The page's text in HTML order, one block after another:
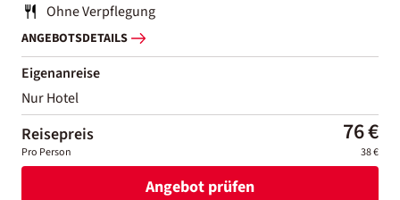
Ohne Verpflegung
ANGEBOTSDETAILS
Eigenanreise
Nur Hotel
Reisepreis 76 €
Pro Person 38 €
Angebot prüfen